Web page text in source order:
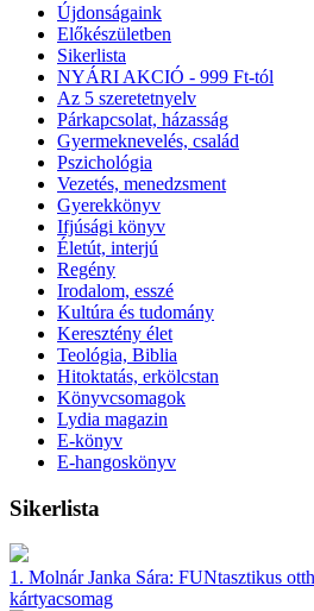
Újdonságaink
Előkészületben
Sikerlista
NYÁRI AKCIÓ - 999 Ft-tól
Az 5 szeretetnyelv
Párkapcsolat, házasság
Gyermeknevelés, család
Pszichológia
Vezetés, menedzsment
Gyerekkönyv
Ifjúsági könyv
Életút, interjú
Regény
Irodalom, esszé
Kultúra és tudomány
Keresztény élet
Teológia, Biblia
Hitoktatás, erkölcstan
Könyvcsomagok
Lydia magazin
E-könyv
E-hangoskönyv
Sikerlista
1. Molnár Janka Sára: FUNtasztikus
kártyacsomag